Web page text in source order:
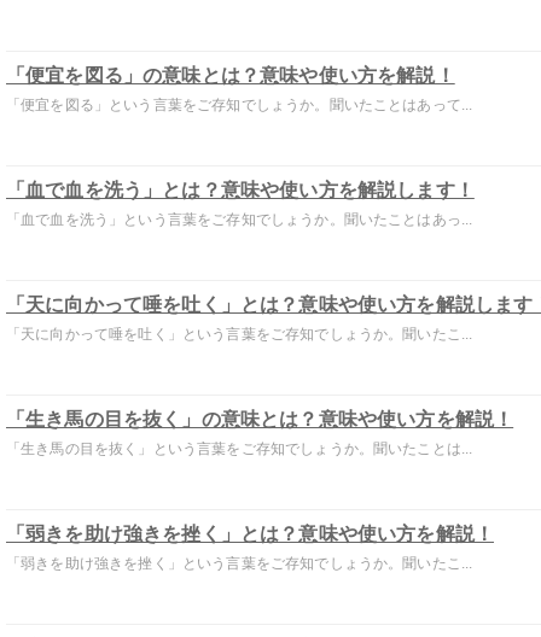
「便宜を図る」の意味とは？意味や使い方を解説！
「便宜を図る」という言葉をご存知でしょうか。聞いたことはあって...
「血で血を洗う」とは？意味や使い方を解説します！
「血で血を洗う」という言葉をご存知でしょうか。聞いたことはあっ...
「天に向かって唾を吐く」とは？意味や使い方を解説します
「天に向かって唾を吐く」という言葉をご存知でしょうか。聞いたこ...
「生き馬の目を抜く」の意味とは？意味や使い方を解説！
「生き馬の目を抜く」という言葉をご存知でしょうか。聞いたことは...
「弱きを助け強きを挫く」とは？意味や使い方を解説！
「弱きを助け強きを挫く」という言葉をご存知でしょうか。聞いたこ...